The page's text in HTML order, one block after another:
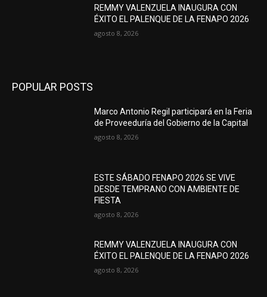
REMMY VALENZUELA INAUGURA CON
ÉXITO EL PALENQUE DE LA FENAPO 2026
agosto 8, 2026
POPULAR POSTS
Marco Antonio Regil participará en la Feria
de Proveeduría del Gobierno de la Capital
agosto 8, 2026
ESTE SÁBADO FENAPO 2026 SE VIVE
DESDE TEMPRANO CON AMBIENTE DE
FIESTA
agosto 8, 2026
REMMY VALENZUELA INAUGURA CON
ÉXITO EL PALENQUE DE LA FENAPO 2026
agosto 8, 2026